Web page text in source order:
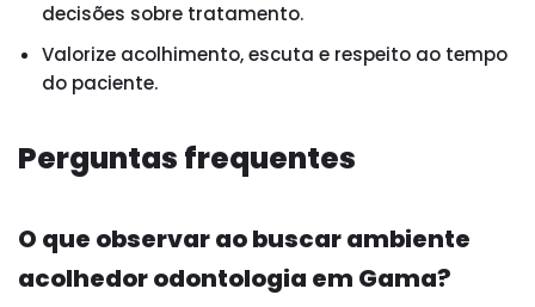
decisões sobre tratamento.
Valorize acolhimento, escuta e respeito ao tempo
do paciente.
Perguntas frequentes
O que observar ao buscar ambiente
acolhedor odontologia em Gama?